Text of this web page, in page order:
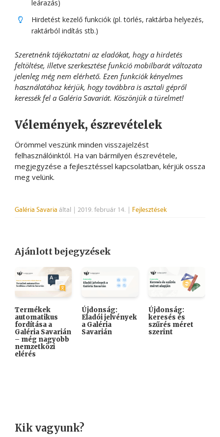
leárazás)
Hirdetést kezelő funkciók (pl. törlés, raktárba helyezés,
raktárból indítás stb.)
Szeretnénk tájékoztatni az eladókat, hogy a hirdetés
feltöltése, illetve szerkesztése funkció mobilbarát változata
jelenleg még nem elérhető. Ezen funkciók kényelmes
használatához kérjük, hogy továbbra is asztali gépről
keressék fel a Galéria Savariát. Köszönjük a türelmet!
Vélemények, észrevételek
Örömmel veszünk minden visszajelzést
felhasználóinktól. Ha van bármilyen észrevétele,
megjegyzése a fejlesztéssel kapcsolatban, kérjük ossza
meg velünk.
Galéria Savaria által | 2019. február 14. | Fejlesztések
Ajánlott bejegyzések
Termékek
automatikus
fordítása a
Galéria Savarián
– még nagyobb
nemzetközi
elérés
Újdonság:
Eladói jelvények
a Galéria
Savarián
Újdonság:
keresés és
szűrés méret
szerint
Kik vagyunk?